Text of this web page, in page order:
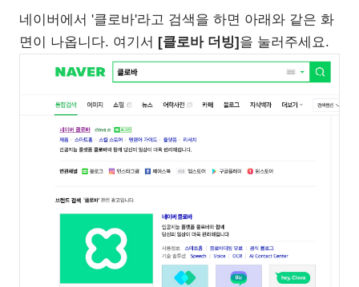
네이버에서 '클로바'라고 검색을 하면 아래와 같은 화
면이 나옵니다. 여기서 [클로바 더빙]을 눌러주세요.